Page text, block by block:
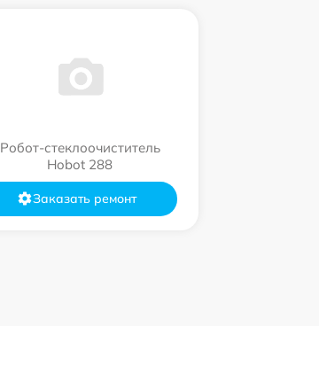
Робот-стеклоочиститель
Hobot 288
Заказать ремонт